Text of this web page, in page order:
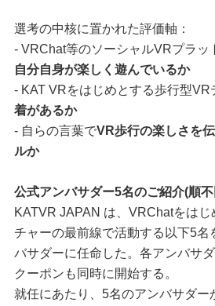
選考の中核に置かれた評価軸：
- VRChat等のソーシャルVRプラッ
自分自身が楽しく遊んでいるか
- KAT VRをはじめとする歩行型VR
着があるか
- 自らの言葉でVR歩行の楽しさを
ルか
公式アンバサダー5名のご紹介(順
KATVR JAPAN は、VRChatをは
チャーの最前線で活動する以下5名
バサダーに任命した。各アンバサ
クーポンも同時に開始する。
就任にあたり、5名のアンバサダー